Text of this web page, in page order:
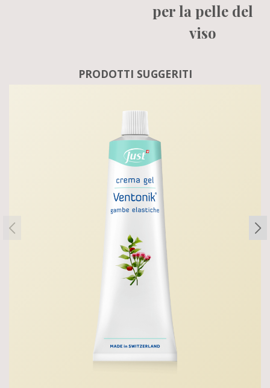
per la pelle del
viso
PRODOTTI SUGGERITI